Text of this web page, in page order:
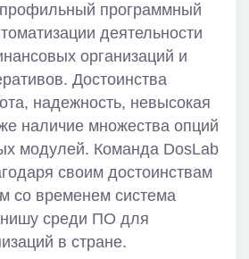
программный
деятельности
организаций и
Достоинства
надежность, невысокая
наличие множества опций
модулей. Команда DosLab
своим достоинствам
со временем система
среди ПО для
в стране.